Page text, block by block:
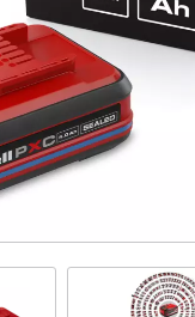
Todos los productos
Herramientas Power
Herramientas de